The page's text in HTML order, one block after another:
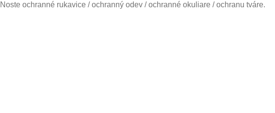
ochranné rukavice / ochranný odev / ochranné okuliare / ochranu tváre.